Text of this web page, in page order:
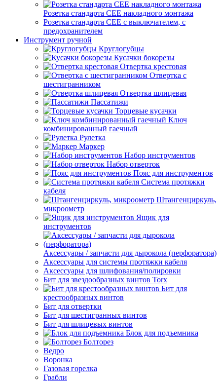
Розетка стандарта СЕЕ накладного монтажа
Розетка стандарта СЕЕ с выключателем, с
предохранителем
Инструмент ручной
Круглогубцы
Кусачки бокорезы
Отвертка крестовая
Отвертка с
шестигранником
Отвертка шлицевая
Пассатижи
Торцевые кусачки
Ключ
комбинированный гаечный
Рулетка
Маркер
Набор инструментов
Набор отверток
Пояс для инструментов
Система протяжки
кабеля
Штангенциркуль,
микроометр
Ящик для
инструментов
Аксессуары / запчасти для дырокола (перфоратора)
Аксессуары для системы протяжки кабеля
Аксессуары для шлифования/полировки
Бит для звездообразных винтов Torx
Бит для
крестообразных винтов
Бит для отвертки
Бит для шестигранных винтов
Бит для шлицевых винтов
Блок для подъемника
Болторез
Ведро
Воронка
Газовая горелка
Грабли